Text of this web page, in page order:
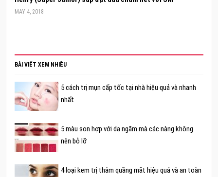
MAY 4, 2018
BÀI VIẾT XEM NHIỀU
5 cách trị mụn cấp tốc tại nhà hiệu quả và nhanh
nhất
5 màu son hợp với da ngăm mà các nàng không
nên bỏ lỡ
4 loại kem trị thâm quầng mắt hiệu quả và an toàn